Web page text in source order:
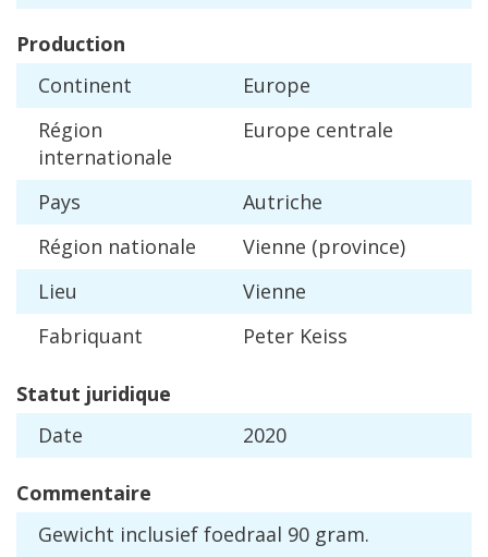
Production
Continent
Europe
Région
internationale
Europe centrale
Pays
Autriche
Région nationale Vienne (province)
Lieu
Vienne
Fabriquant
Peter Keiss
Statut juridique
Date
2020
Commentaire
Gewicht inclusief foedraal 90 gram.